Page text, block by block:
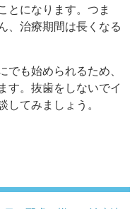
とになります。つま
、治療期間は長くなる
でも始められるため、
す。抜歯をしないでイ
してみましょう。